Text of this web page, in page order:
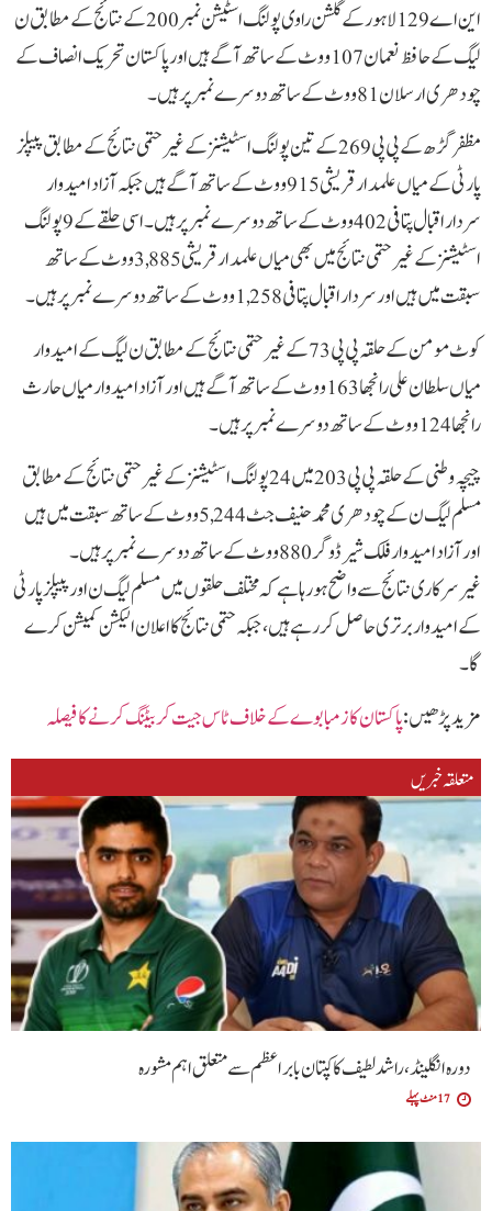
این اے 129 لاہور کے گلشن راوی پولنگ اسٹیشن نمبر 200 کے نتائج کے مطابق ن
لیگ کے حافظ نعمان 107 ووٹ کے ساتھ آگے ہیں اور پاکستان تحریک انصاف کے
چودھری ارسلان 81 ووٹ کے ساتھ دوسرے نمبر پر ہیں۔
مظفرگڑھ کے پی پی 269 کے تین پولنگ اسٹیشنز کے غیرحتمی نتائج کے مطابق پیپلز
پارٹی کے میاں علمدار قریشی 915 ووٹ کے ساتھ آگے ہیں جبکہ آزاد امیدوار
سردار اقبال پتافی 402 ووٹ کے ساتھ دوسرے نمبر پر ہیں۔ اسی حلقے کے 9 پولنگ
اسٹیشنز کے غیرحتمی نتائج میں بھی میاں علمدار قریشی 3,885 ووٹ کے ساتھ
سبقت میں ہیں اور سردار اقبال پتافی 1,258 ووٹ کے ساتھ دوسرے نمبر پر ہیں۔
کوٹ مومن کے حلقہ پی پی 73 کے غیرحتمی نتائج کے مطابق ن لیگ کے امیدوار
میاں سلطان علی رانجھا 163 ووٹ کے ساتھ آگے ہیں اور آزاد امیدوار میاں حارث
رانجھا 124 ووٹ کے ساتھ دوسرے نمبر پر ہیں۔
چیچہ وطنی کے حلقہ پی پی 203 میں 24 پولنگ اسٹیشنز کے غیرحتمی نتائج کے مطابق
مسلم لیگ ن کے چودھری محمد حنیف جٹ 5,244 ووٹ کے ساتھ سبقت میں ہیں
اور آزاد امیدوار فلک شیر ڈوگر 880 ووٹ کے ساتھ دوسرے نمبر پر ہیں۔
غیرسرکاری نتائج سے واضح ہو رہا ہے کہ مختلف حلقوں میں مسلم لیگ ن اور پیپلز پارٹی
کے امیدوار برتری حاصل کر رہے ہیں، جبکہ حتمی نتائج کا اعلان الیکشن کمیشن کرے
گا۔
مزید پڑھیں :پاکستان کا زمبا بوے کے خلاف ٹاس جیت کر بیٹنگ کرنے کا فیصلہ
متعلقہ خبریں
دورہ انگلینڈ، راشد لطیف کا کپتان بابر اعظم سے متعلق اہم مشورہ
17 منٹ پہلے